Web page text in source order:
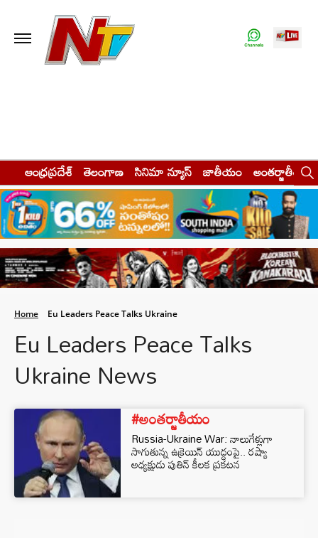
ఆంధ్రప్రదేశ్ తెలంగాణ సినిమా న్యూస్ జాతీయం అంతర్జాతీయం
Home Eu Leaders Peace Talks Ukraine
Eu Leaders Peace Talks
Ukraine News
#అంతర్జాతీయం
Russia-Ukraine War: నాలుగేళ్లుగా
సాగుతున్న ఉక్రెయిన్ యుద్ధంపై.. రష్యా
అధ్యక్షుడు పుతిన్ కీలక ప్రకటన